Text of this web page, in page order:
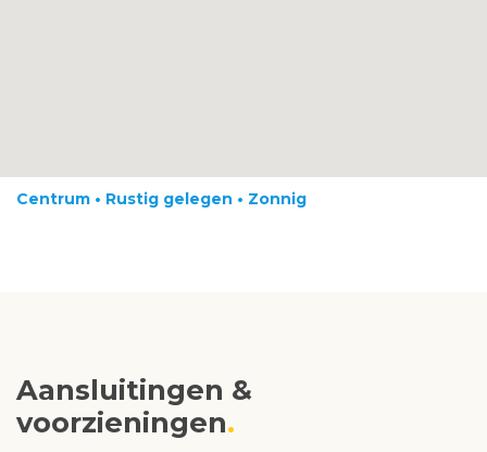
Centrum • Rustig gelegen • Zonnig
Aansluitingen &
voorzieningen